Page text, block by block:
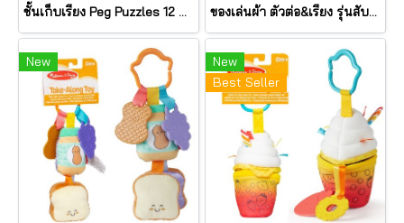
ชั้นเก็บเรียง Peg Puzzles 12 แผ่น Wire Puzzle-Storage Rack รุ่น 1018 ยี่ห้อ Melissa & Doug (นำเข้า USA) ของเล่นผ้า ตัวต่อ&เรียง รุ่นสับปะรด เขย่ามีเสียง Pineapple Stacker รุ่น 30743 ยี่ห้อ Melissa & Doug
New
New
Best Seller